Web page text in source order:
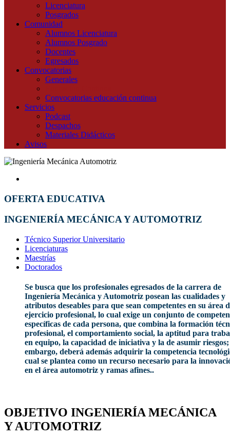
Licenciatura
Posgrados
Comunidad
Alumnos Licenciatura
Alumnos Posgrado
Docentes
Egresados
Convocatorias
Generales
Convocatorias educación continua
Servicios
Podcast
Despachos
Materiales Didácticos
Avisos
OFERTA EDUCATIVA
INGENIERÍA MECÁNICA Y AUTOMOTRIZ
Técnico Superior Universitario
Licenciaturas
Maestrías
Doctorados
Se busca que los profesionales egresados de la carrera de
Ingeniería Mecánica y Automotriz posean las cualidades y
atributos deseables para que sean competentes en su área
ejercicio profesional, lo cual exige un conjunto de
específicas de cada persona, que combina la formación
profesional, el comportamiento social, la aptitud para
en equipo, la capacidad de iniciativa y la de asumir
embargo, deberá además adquirir la competencia
cual se plantea como un recurso necesario para la
en el área automotriz y ramas afines..
OBJETIVO INGENIERÍA MECÁNICA
Y AUTOMOTRIZ